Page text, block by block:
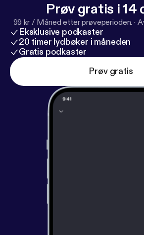
Prøv gratis i 14
99 kr / Måned etter prøveperioden. ·
Eksklusive podkaster
20 timer lydbøker i måneden
Gratis podkaster
Prøv gratis